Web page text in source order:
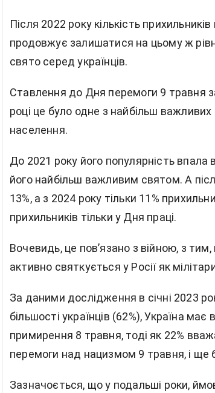
Після 2022 року кількість
продовжує залишатися на цьому ж
свято серед українців.
Ставлення до Дня перемоги 9 травня
році це було одне з найбільш
населення.
До 2021 року його популярність впала
його найбільш важливим святом. А
13%, а з 2024 року тільки 11%
прихильників тільки у Дня праці.
Вочевидь, це пов’язано з війною, з
активно святкується у Росії як
За даними дослідження в січні 2023
більшості українців (62%), Україна
примирення 8 травня, тоді як 22%
перемоги над нацизмом 9 травня, і ще
Зазначоється, що у подальші роки,